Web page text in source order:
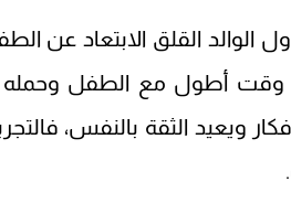
الوالد القلق الابتعاد عن
أطول مع الطفل وحمله
ويعيد الثقة بالنفس،